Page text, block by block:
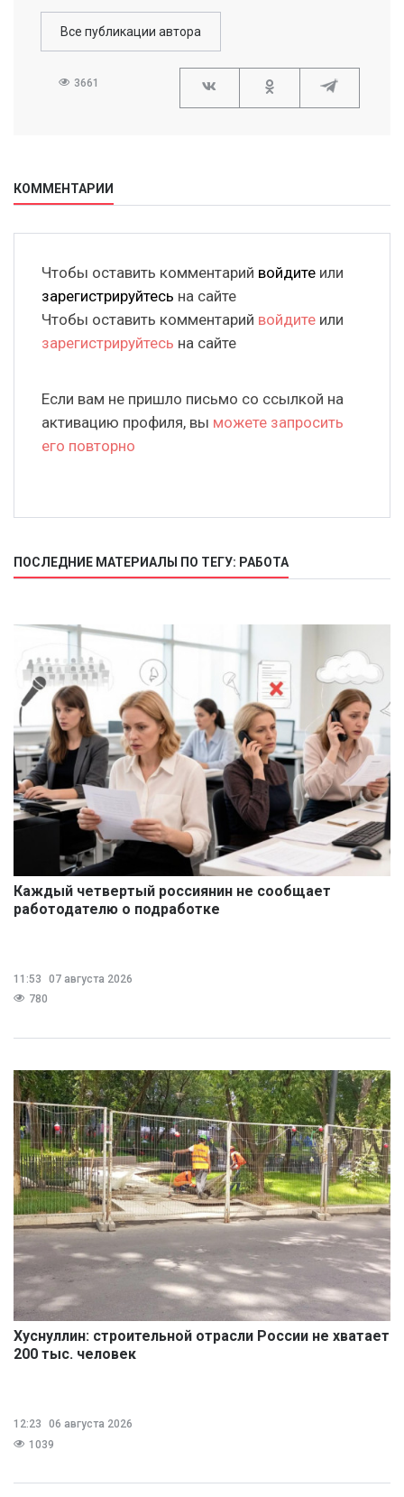
Все публикации автора
3661
КОММЕНТАРИИ
Чтобы оставить комментарий войдите или
зарегистрируйтесь на сайте
Чтобы оставить комментарий войдите или
зарегистрируйтесь на сайте
Если вам не пришло письмо со ссылкой на
активацию профиля, вы можете запросить
его повторно
ПОСЛЕДНИЕ МАТЕРИАЛЫ ПО ТЕГУ: РАБОТА
Каждый четвертый россиянин не сообщает
работодателю о подработке
11:53
07 августа 2026
780
Хуснуллин: строительной отрасли России не хватает
200 тыс. человек
12:23
06 августа 2026
1039